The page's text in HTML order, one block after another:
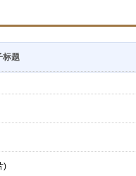
标题
)